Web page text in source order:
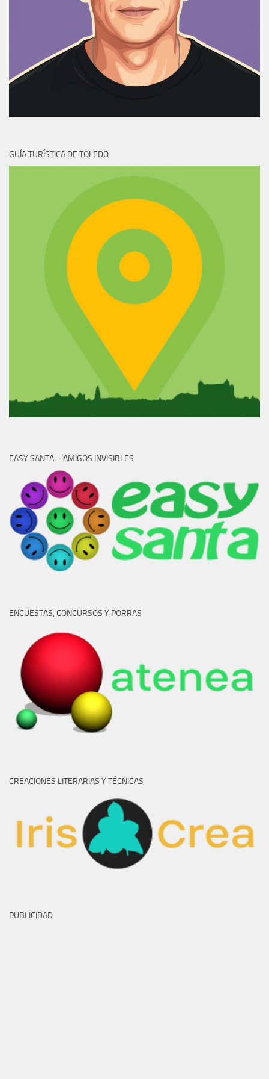
GUÍA TURÍSTICA DE TOLEDO
EASY SANTA – AMIGOS INVISIBLES
ENCUESTAS, CONCURSOS Y PORRAS
CREACIONES LITERARIAS Y TÉCNICAS
PUBLICIDAD